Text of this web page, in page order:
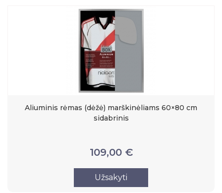
Aliuminis rėmas (dėžė) marškinėliams 60×80 cm
sidabrinis
109,00 €
Užsakyti